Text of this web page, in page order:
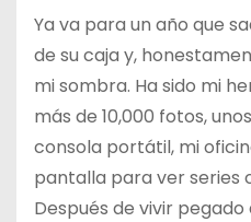
Ya va para un año que
de su caja y,
mi sombra. Ha sido mi
más de 10,000 fotos,
consola portátil, mi
pantalla para ver series
Después de vivir